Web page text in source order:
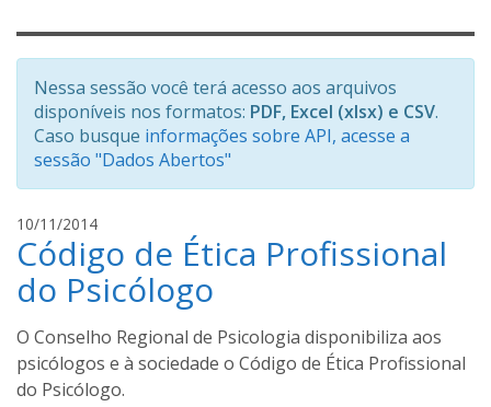
Nessa sessão você terá acesso aos arquivos
disponíveis nos formatos: PDF, Excel (xlsx) e CSV.
Caso busque informações sobre API, acesse a
sessão "Dados Abertos"
10/11/2014l
u
c
a
s
a
n
Código de Ética Profissional
do Psicólogo
O Conselho Regional de Psicologia disponibiliza aos
psicólogos e à sociedade o Código de Ética Profissional
do Psicólogo.